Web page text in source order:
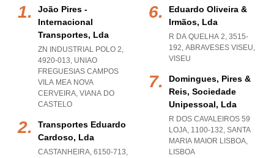
João Pires -
Internacional
Transportes, Lda
ZN INDUSTRIAL POLO 2,
4920-013, UNIAO
FREGUESIAS CAMPOS
VILA MEA NOVA
CERVEIRA, VIANA DO
CASTELO
Transportes Eduardo
Cardoso, Lda
CASTANHEIRA, 6150-713,
Eduardo Oliveira &
Irmãos, Lda
R DA QUELHA 2, 3515-
192, ABRAVESES VISEU,
VISEU
Domingues, Pires &
Reis, Sociedade
Unipessoal, Lda
R DOS CAVALEIROS 59
LOJA, 1100-132, SANTA
MARIA MAIOR LISBOA,
LISBOA